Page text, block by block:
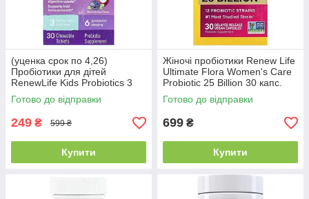
(уценка срок по 4,26)
Пробіотики для дітей
RenewLife Kids Probiotics 3
billion CFU 30 жов. таб. Лісові
ягоди
Готово до відправки
249 ₴ 599 ₴
Купити
Жіночі пробіотики Renew Life
Ultimate Flora Women's Care
Probiotic 25 Billion 30 капс.
Готово до відправки
699 ₴
Купити